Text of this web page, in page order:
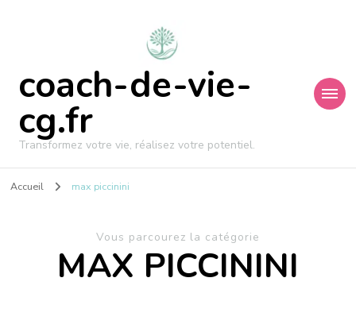
coach-de-vie-
cg.fr
Transformez votre vie, réalisez votre potentiel.
Accueil max piccinini
Vous parcourez la catégorie
MAX PICCININI